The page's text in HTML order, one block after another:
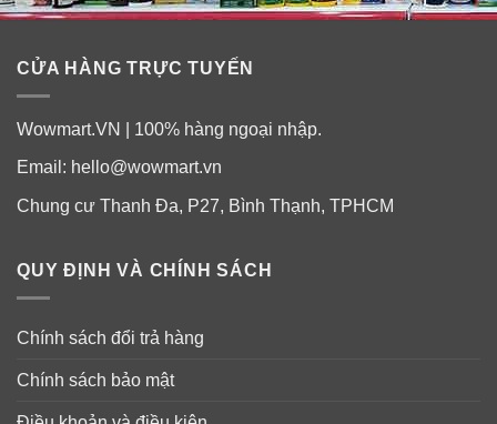
CỬA HÀNG TRỰC TUYẾN
Wowmart.VN | 100% hàng ngoại nhập.
Email: hello@wowmart.vn
Chung cư Thanh Đa, P27, Bình Thạnh, TPHCM
QUY ĐỊNH VÀ CHÍNH SÁCH
Chính sách đổi trả hàng
Chính sách bảo mật